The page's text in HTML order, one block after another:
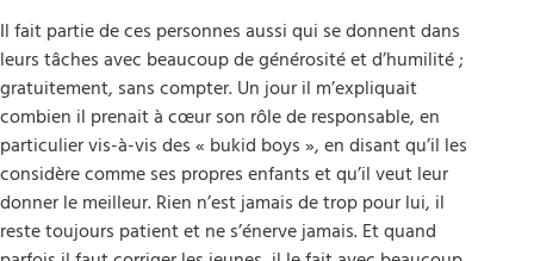
Il fait partie de ces personnes aussi qui se donnent dans
leurs tâches avec beaucoup de générosité et d’humilité ;
gratuitement, sans compter. Un jour il m’expliquait
combien il prenait à cœur son rôle de responsable, en
particulier vis-à-vis des « bukid boys », en disant qu’il les
considère comme ses propres enfants et qu’il veut leur
donner le meilleur. Rien n’est jamais de trop pour lui, il
reste toujours patient et ne s’énerve jamais. Et quand